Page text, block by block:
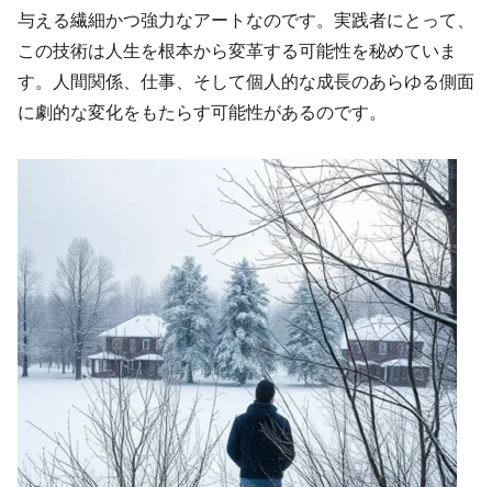
与える繊細かつ強力なアートなのです。実践者にとって、
この技術は人生を根本から変革する可能性を秘めていま
す。人間関係、仕事、そして個人的な成長のあらゆる側面
に劇的な変化をもたらす可能性があるのです。